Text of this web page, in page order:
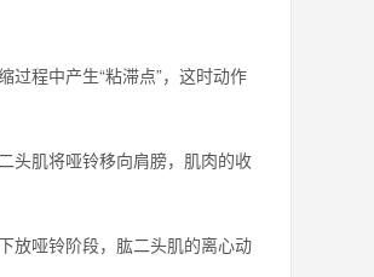
程中产生“粘滞点”，这时动作
肌将哑铃移向肩膀，肌肉的收
哑铃阶段，肱二头肌的离心动